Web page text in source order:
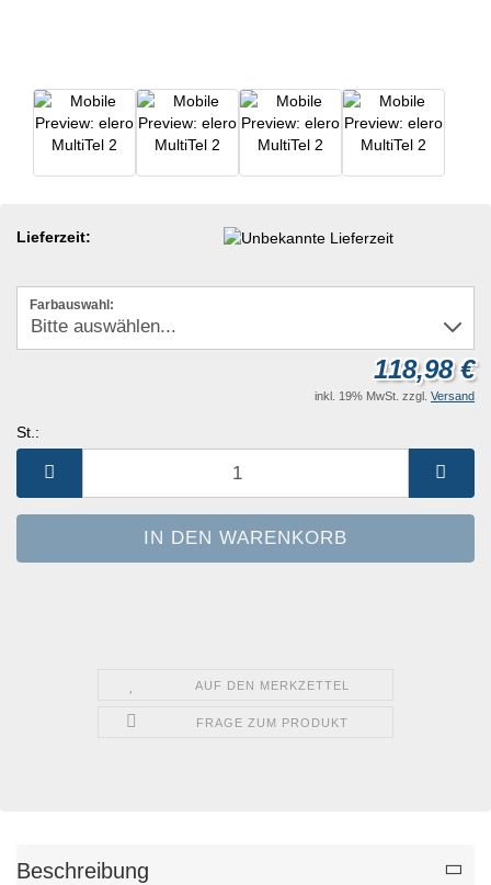
Lieferzeit:
Farbauswahl:
118,98 €
inkl. 19% MwSt. zzgl. Versand
St.:
AUF DEN MERKZETTEL
FRAGE ZUM PRODUKT
Beschreibung